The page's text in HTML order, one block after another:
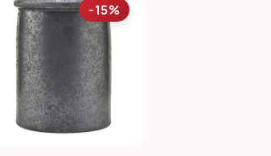
-15%